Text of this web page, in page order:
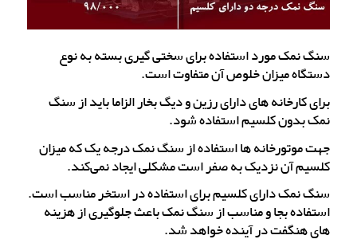
سنگ نمک مورد استفاده برای سختی گیری بسته به نوع
دستگاه میزان خلوص آن متفاوت است.
برای کارخانه های دارای رزین و دیگ بخار الزاما باید از سنگ
نمک بدون کلسیم استفاده شود.
جهت موتورخانه ها استفاده از سنگ نمک درجه یک که میزان
کلسیم آن نزدیک به صفر است مشکلی ایجاد نمی‌کند.
سنگ نمک دارای کلسیم برای استفاده در استخر مناسب است.
استفاده بجا و مناسب از سنگ نمک باعث جلوگیری از هزینه
های هنگفت در آینده خواهد شد.